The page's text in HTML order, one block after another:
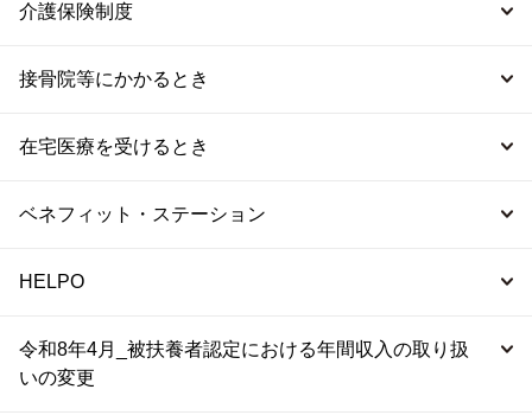
介護保険制度
接骨院等にかかるとき
在宅医療を受けるとき
ベネフィット・ステーション
HELPO
令和8年4月_被扶養者認定における年間収入の取り扱
いの変更